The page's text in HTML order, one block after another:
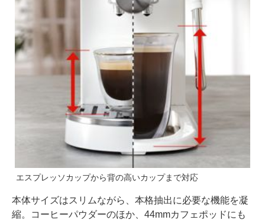
エスプレッソカップから背の高いカップまで対応
本体サイズはスリムながら、本格抽出に必要な機能を凝
縮。コーヒーパウダーのほか、44mmカフェポッドにも